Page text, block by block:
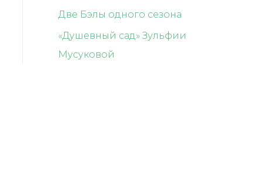
Две Бэлы одного сезона
«Душевный сад» Зульфии
Мусуковой